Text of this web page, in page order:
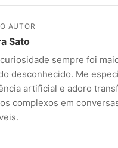
AUTOR
Sato
sempre foi
desconhecido. Me
artificial e adoro
complexos em